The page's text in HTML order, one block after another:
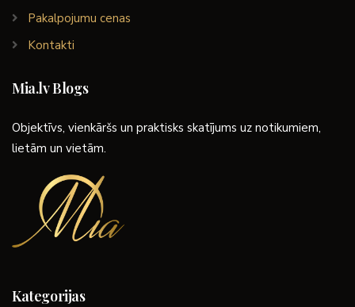
Pakalpojumu cenas
Kontakti
Mia.lv Blogs
Objektīvs, vienkāršs un praktisks skatījums uz notikumiem,
lietām un vietām.
Kategorijas